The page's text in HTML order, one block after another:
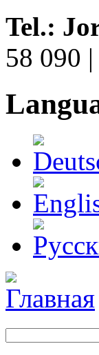
Skip to navigation
Перейти к
Tel.:
58 090 |
Форма